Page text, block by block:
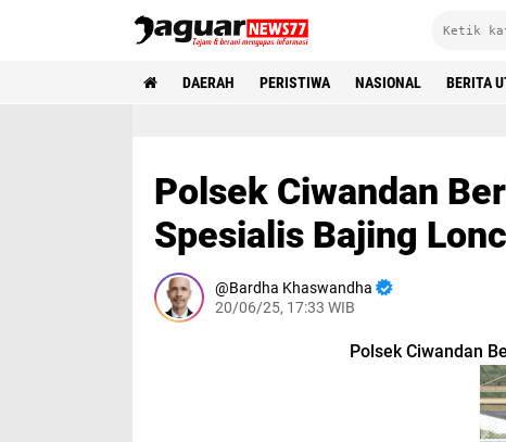
DAERAH PERISTIWA NASIONAL BERITA
Polsek Ciwandan
Spesialis Bajing
Bardha Khaswandha
20/06/25, 17:33 WIB
Polsek Ciwandan